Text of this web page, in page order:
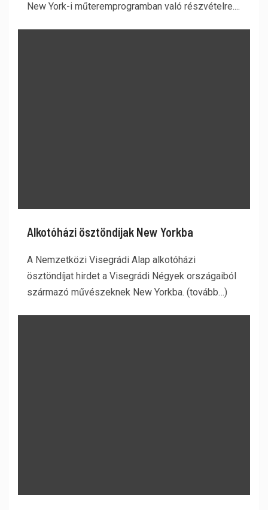
New York-i műteremprogramban való részvételre....
Alkotóházi ösztöndíjak New Yorkba
A Nemzetközi Visegrádi Alap alkotóházi
ösztöndíjat hirdet a Visegrádi Négyek országaiból
származó művészeknek New Yorkba. (tovább…)